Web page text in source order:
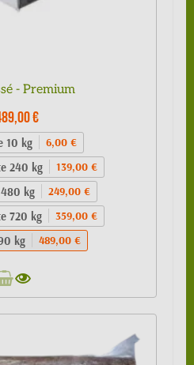
- Premium
€
10 kg 6,00 €
240 kg 139,00 €
kg 249,00 €
720 kg 359,00 €
kg 489,00 €